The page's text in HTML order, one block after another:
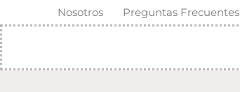
al
contenido
Nosotros Preguntas Frecuentes